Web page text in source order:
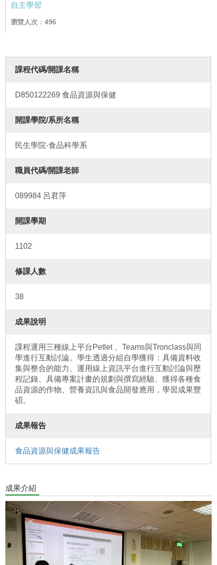
自主學習
瀏覽人次：496
課程代碼/開課名稱
D850122269 食品資源與保健
開課學院/系所名稱
民生學院-食品科學系
職員代碼/開課老師
089984 呂君萍
開課學期
1102
修課人數
38
成果說明
課程運用三種線上平台Petlet 、Teams與Tronclass與同
學進行互動討論。學生透過分組自學獲得：具備資料收
集與整合的能力、運用線上資訊平台進行互動討論與歷
程記錄、具備專案計畫的規劃與撰寫經驗、獲得各種食
品資源的作物、營養資訊與食品開發應用，學習成果豐
碩。
成果報告
食品資源與保健成果報告
成果介紹